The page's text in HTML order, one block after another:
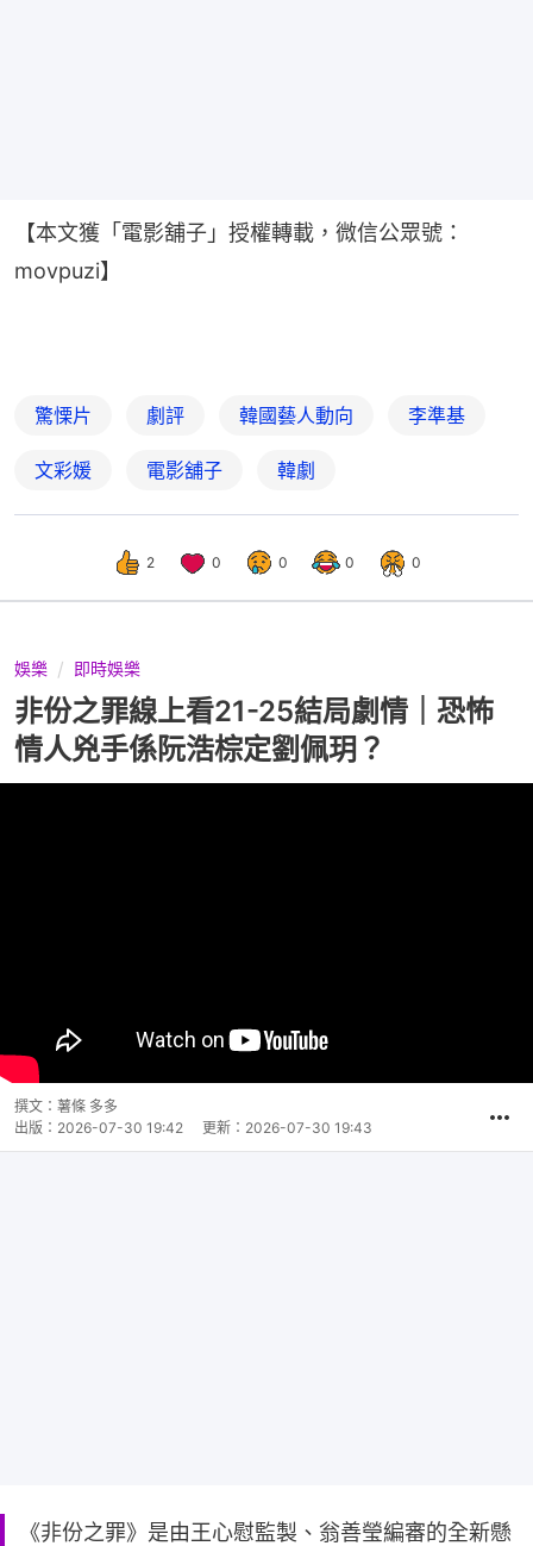
【本文獲「電影舖子」授權轉載，微信公眾號：
movpuzi】
驚慄片 劇評 韓國藝人動向 李準基
文彩媛 電影舖子 韓劇
2 0 0 0 0
娛樂 即時娛樂
非份之罪線上看21-25結局劇情｜恐怖
情人兇手係阮浩棕定劉佩玥？
撰文： 薯條 多多
出版： 2026-07-30 19:42 更新： 2026-07-30 19:43
《非份之罪》是由王心慰監製、翁善瑩編審的全新懸